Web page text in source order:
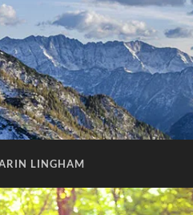
LINGHAM